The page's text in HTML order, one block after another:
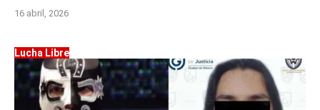
16 abril, 2026
Lucha Libre